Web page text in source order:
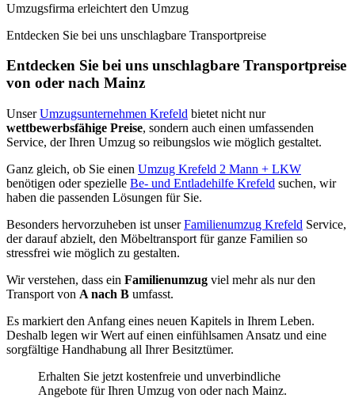
Umzugsfirma erleichtert den Umzug
Entdecken Sie bei uns unschlagbare Transportpreise
Entdecken Sie bei uns unschlagbare Transportpreise
von oder nach Mainz
UnserUmzugsunternehmen Krefeld bietet nicht nur
wettbewerbsfähige Preise, sondern auch einen umfassenden
Service, der Ihren Umzug so reibungslos wie möglich gestaltet.
Ganz gleich, ob Sie einen Umzug Krefeld 2 Mann + LKW
benötigen oder spezielle Be- und Entladehilfe Krefeld suchen, wir
haben die passenden Lösungen für Sie.
Besonders hervorzuheben ist unserFamilienumzug Krefeld Service,
der darauf abzielt, den Möbeltransport für ganze Familien so
stressfrei wie möglich zu gestalten.
Wir verstehen, dass ein Familienumzug viel mehr als nur den
Transport von A nach B umfasst.
Es markiert den Anfang eines neuen Kapitels in Ihrem Leben.
Deshalb legen wir Wert auf einen einfühlsamen Ansatz und eine
sorgfältige Handhabung all Ihrer Besitztümer.
Erhalten Sie jetzt kostenfreie und unverbindliche
Angebote für Ihren Umzug von oder nach Mainz.